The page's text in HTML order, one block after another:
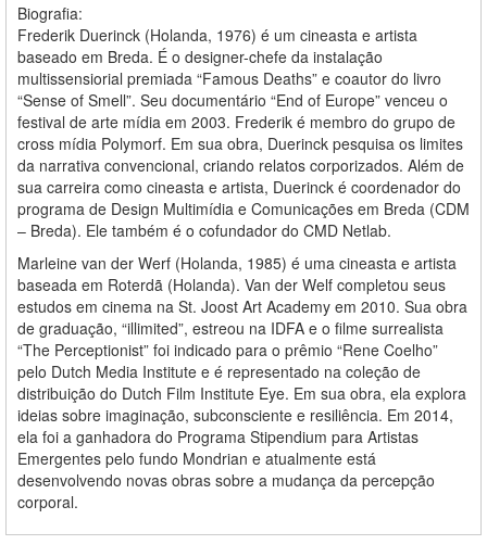
Biografia:
Frederik Duerinck (Holanda, 1976) é um cineasta e artista
baseado em Breda. É o designer-chefe da instalação
multissensiorial premiada “Famous Deaths” e coautor do livro
“Sense of Smell”. Seu documentário “End of Europe” venceu o
festival de arte mídia em 2003. Frederik é membro do grupo de
cross mídia Polymorf. Em sua obra, Duerinck pesquisa os limites
da narrativa convencional, criando relatos corporizados. Além de
sua carreira como cineasta e artista, Duerinck é coordenador do
programa de Design Multimídia e Comunicações em Breda (CDM
– Breda). Ele também é o cofundador do CMD Netlab.
Marleine van der Werf (Holanda, 1985) é uma cineasta e artista
baseada em Roterdã (Holanda). Van der Welf completou seus
estudos em cinema na St. Joost Art Academy em 2010. Sua obra
de graduação, “illimited”, estreou na IDFA e o filme surrealista
“The Perceptionist” foi indicado para o prêmio “Rene Coelho”
pelo Dutch Media Institute e é representado na coleção de
distribuição do Dutch Film Institute Eye. Em sua obra, ela explora
ideias sobre imaginação, subconsciente e resiliência. Em 2014,
ela foi a ganhadora do Programa Stipendium para Artistas
Emergentes pelo fundo Mondrian e atualmente está
desenvolvendo novas obras sobre a mudança da percepção
corporal.